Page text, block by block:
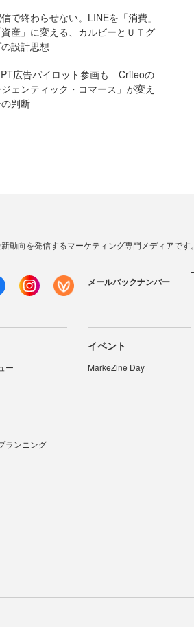
で終わらせない。LINEを「消費」
産」に変える、カルビーとＵＴグ
設計思想
広告パイロット参画も Criteoの
ジェンティック・コマース」が変え
判断
動向を発信するマーケティング専門メディアです。
メールバックナンバー
ー
ランニング
イベント
MarkeZine Day